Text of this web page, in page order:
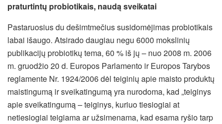
praturtintų probiotikais, naudą sveikatai
Pastaruosius du dešimtmečius susidomėjimas probiotikais
labai išaugo. Atsirado daugiau negu 6000 mokslinių
publikacijų probiotikų tema, 60 % iš jų – nuo 2008 m. 2006
m. gruodžio 20 d. Europos Parlamento ir Europos Tarybos
reglamente Nr. 1924/2006 dėl teiginių apie maisto produktų
maistingumą ir sveikatingumą yra nurodoma, kad „teiginys
apie sveikatingumą – teiginys, kuriuo tiesiogiai at
netiesiogiai teigiama ar užsimenama, kad esama ryšio tarp